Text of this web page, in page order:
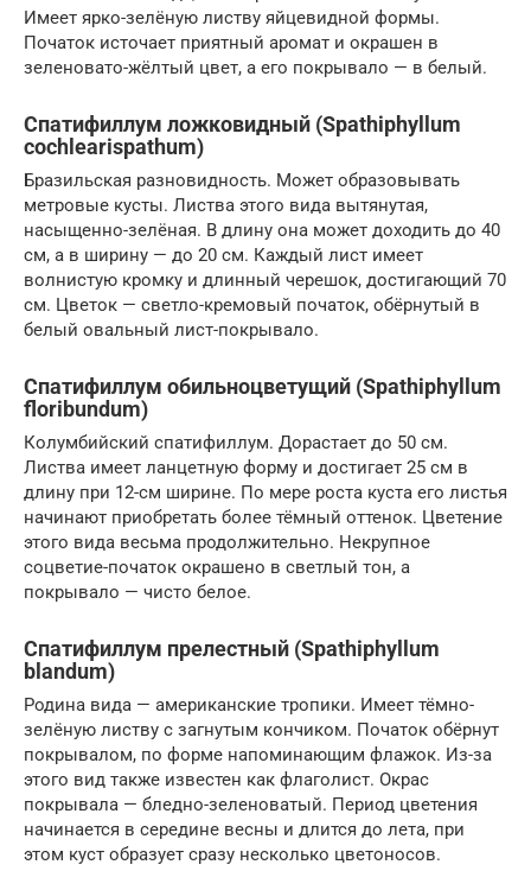
Имеет ярко-зелёную листву яйцевидной формы.
Початок источает приятный аромат и окрашен в
зеленовато-жёлтый цвет, а его покрывало — в белый.
Спатифиллум ложковидный (Spathiphyllum
cochlearispathum)
Бразильская разновидность. Может образовывать
метровые кусты. Листва этого вида вытянутая,
насыщенно-зелёная. В длину она может доходить до 40
см, а в ширину — до 20 см. Каждый лист имеет
волнистую кромку и длинный черешок, достигающий 70
см. Цветок — светло-кремовый початок, обёрнутый в
белый овальный лист-покрывало.
Спатифиллум обильноцветущий (Spathiphyllum
floribundum)
Колумбийский спатифиллум. Дорастает до 50 см.
Листва имеет ланцетную форму и достигает 25 см в
длину при 12-см ширине. По мере роста куста его листья
начинают приобретать более тёмный оттенок. Цветение
этого вида весьма продолжительно. Некрупное
соцветие-початок окрашено в светлый тон, а
покрывало — чисто белое.
Спатифиллум прелестный (Spathiphyllum
blandum)
Родина вида — американские тропики. Имеет тёмно-
зелёную листву с загнутым кончиком. Початок обёрнут
покрывалом, по форме напоминающим флажок. Из-за
этого вид также известен как флаголист. Окрас
покрывала — бледно-зеленоватый. Период цветения
начинается в середине весны и длится до лета, при
этом куст образует сразу несколько цветоносов.